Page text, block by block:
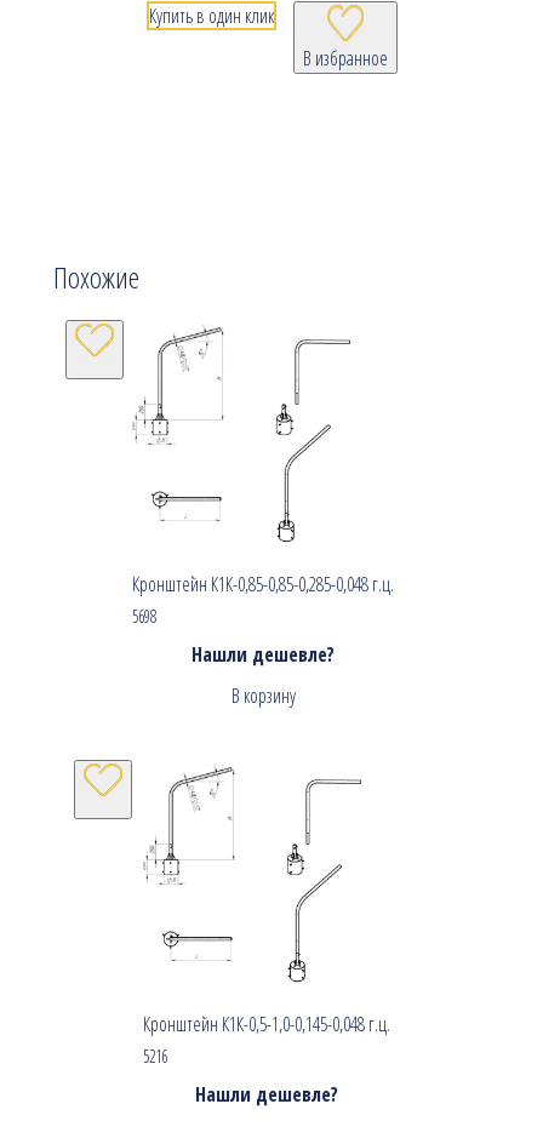
В избранное
Купить в один клик
Похожие
Кронштейн К1К-0,85-0,85-0,285-0,048 г.ц.
5698
Нашли дешевле?
В корзину
Кронштейн К1К-0,5-1,0-0,145-0,048 г.ц.
5216
Нашли дешевле?